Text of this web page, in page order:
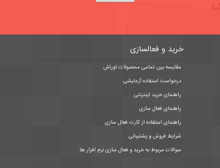
خرید و فعالسازی
مقایسه بین تمامی محصولات اوراش
درخواست استفاده آزمایشی
راهنمای خرید اینترنتی
راهنمای فعال سازی
راهنمای استفاده از کارت فعال سازی
شرایط فروش و پشتیبانی
سوالات مربوط به خرید و فعال سازی نرم افزار ها